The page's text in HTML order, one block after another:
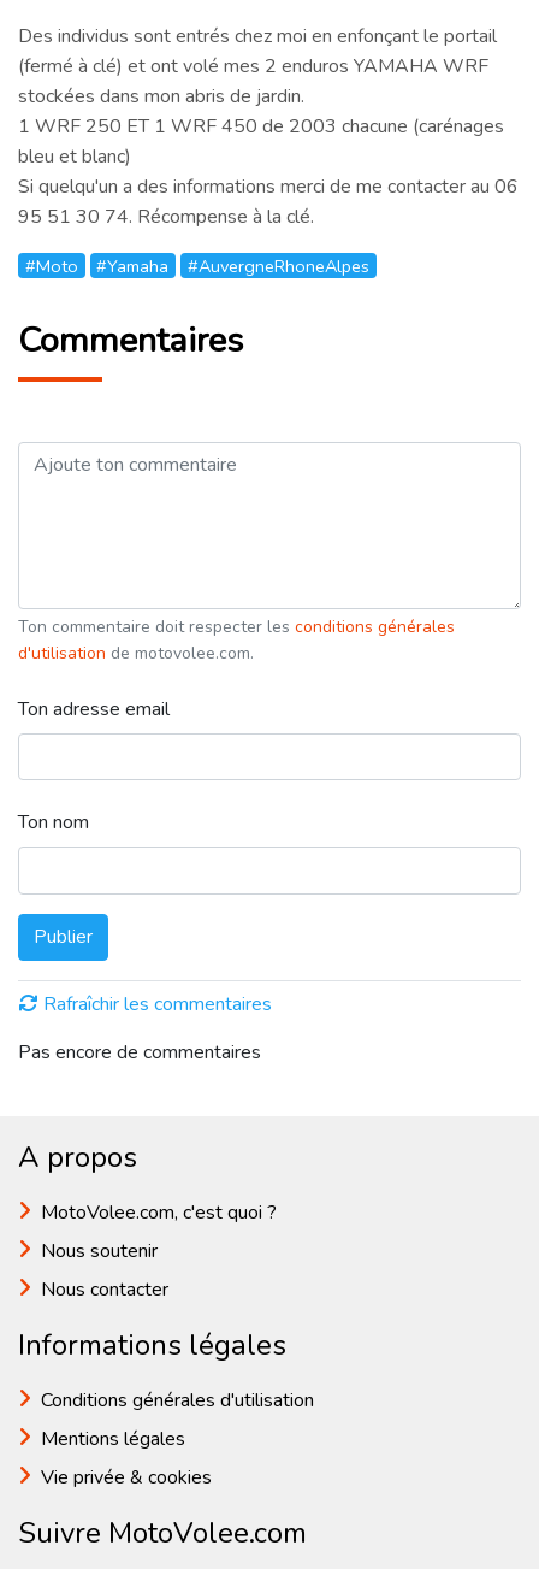
Des individus sont entrés chez moi en enfonçant le portail
(fermé à clé) et ont volé mes 2 enduros YAMAHA WRF
stockées dans mon abris de jardin.
1 WRF 250 ET 1 WRF 450 de 2003 chacune (carénages
bleu et blanc)
Si quelqu'un a des informations merci de me contacter au 06
95 51 30 74. Récompense à la clé.
#Moto #Yamaha #AuvergneRhoneAlpes
Commentaires
Ton commentaire doit respecter les conditions générales
d'utilisation de motovolee.com.
Ton adresse email
Ton nom
Publier
Rafraîchir les commentaires
Pas encore de commentaires
A propos
MotoVolee.com, c'est quoi ?
Nous soutenir
Nous contacter
Informations légales
Conditions générales d'utilisation
Mentions légales
Vie privée & cookies
Suivre MotoVolee.com